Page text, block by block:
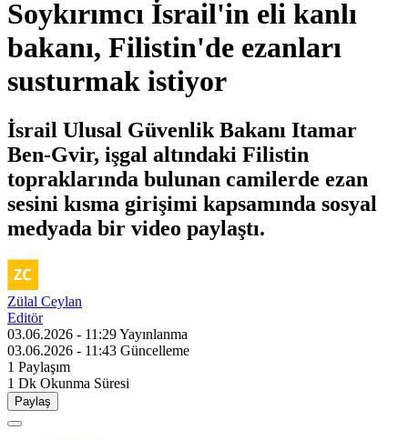
Soykırımcı İsrail'in eli kanlı
bakanı, Filistin'de ezanları
susturmak istiyor
İsrail Ulusal Güvenlik Bakanı Itamar
Ben-Gvir, işgal altındaki Filistin
topraklarında bulunan camilerde ezan
sesini kısma girişimi kapsamında sosyal
medyada bir video paylaştı.
Zülal Ceylan
Editör
03.06.2026 - 11:29Yayınlanma
03.06.2026 - 11:43 Güncelleme
1 Paylaşım
1 Dk Okunma Süresi
Paylaş